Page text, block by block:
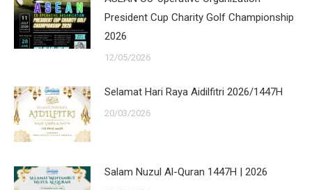
President Cup Charity Golf Championship
2026
12/05/2026
Selamat Hari Raya Aidilfitri 2026/1447H
20/03/2026
Salam Nuzul Al-Quran 1447H | 2026